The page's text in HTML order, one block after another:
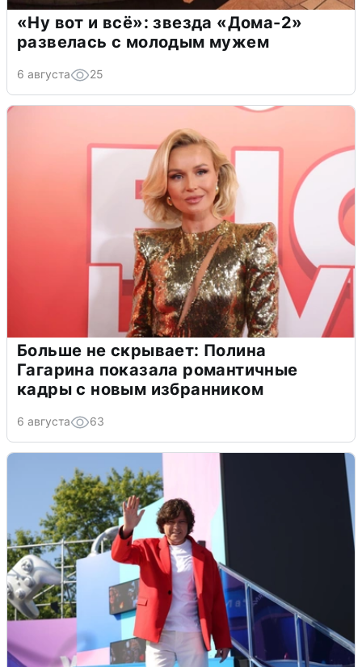
«Ну вот и всё»: звезда «Дома-2»
развелась с молодым мужем
6 августа 25
Больше не скрывает: Полина
Гагарина показала романтичные
кадры с новым избранником
6 августа 63